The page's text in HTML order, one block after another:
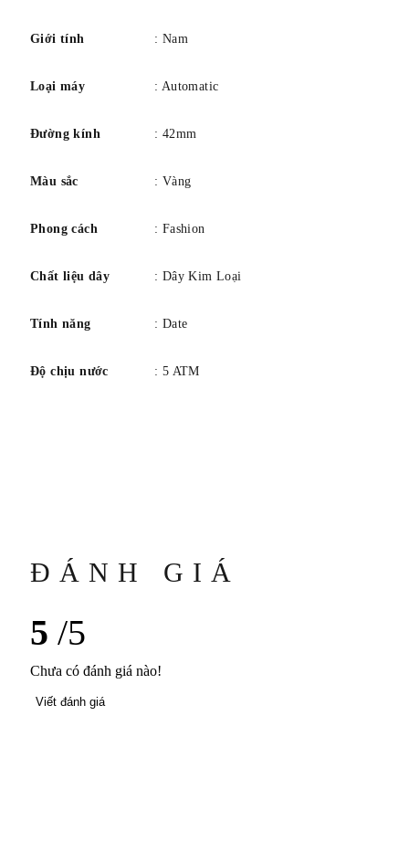
Giới tính : Nam
Loại máy : Automatic
Đường kính : 42mm
Màu sắc : Vàng
Phong cách : Fashion
Chất liệu dây : Dây Kim Loại
Tính năng : Date
Độ chịu nước : 5 ATM
ĐÁNH GIÁ
5 /5
Chưa có đánh giá nào!
Viết đánh giá